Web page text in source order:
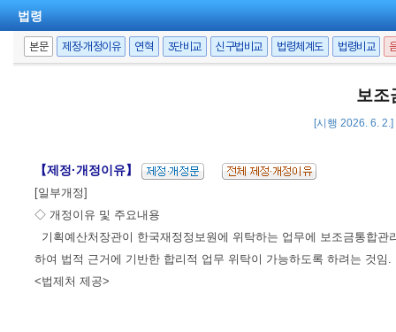
법령
본문 제정·개정이유 연혁 3단비교 신구법비교 법령체계도 법령비교
보조
[시행 2026. 6.
【제정·개정이유】
[일부개정]
◇ 개정이유 및 주요내용
기획예산처장관이 한국재정정보원에 위탁하는 업무에 보조금통합
하여 법적 근거에 기반한 합리적 업무 위탁이 가능하도록 하려는 것임.
<법제처 제공>